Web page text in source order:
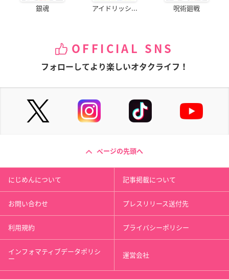
銀魂 アイドリッシ... 呪術廻戦
OFFICIAL SNS
フォローしてより楽しいオタクライフ！
ページの先頭へ
にじめんについて 記事掲載について
お問い合わせ プレスリリース送付先
利用規約 プライバシーポリシー
インフォマティブデータポリシ
ー 運営会社